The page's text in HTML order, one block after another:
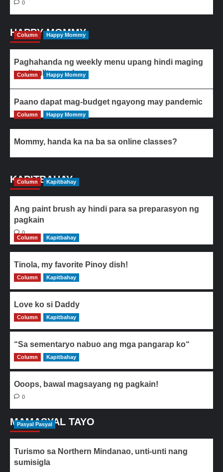
0
HAPPY MOMMY
Column Happy Mommy
Paghahanda ng weekly menu upang hindi maging
paulit-ulit ang ulam
Column Happy Mommy
Paano dapat mag-budget ngayong may pandemic
Column Happy Mommy
Mommy, handa ka na ba sa online classes?
KAPITBAHAY
Column Kapitbahay
Ang paint brush ay hindi para sa preparasyon ng
pagkain
0
Column
Kapitbahay
Tinola, my favorite Pinoy dish!
0
Column Kapitbahay
Love ko si Daddy
0
Column Kapitbahay
“Sa sementaryo nabuo ang mga pangarap ko“
0
Column Kapitbahay
Ooops, bawal magsayang ng pagkain!
0
MAMASYAL TAYO
Pasyal Pasyal
Turismo sa Northern Mindanao, unti-unti nang
sumisigla